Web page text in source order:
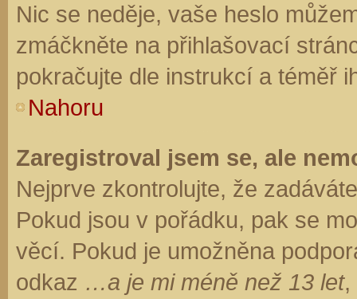
Nic se neděje, vaše heslo
zmáčkněte na přihlašovací
pokračujte dle instrukcí a téměř
Nahoru
Zaregistroval jsem se, ale
Nejprve zkontrolujte, že
Pokud jsou v pořádku, pak se
věcí. Pokud je umožněna
odkaz …a je mi méně než 13 let,